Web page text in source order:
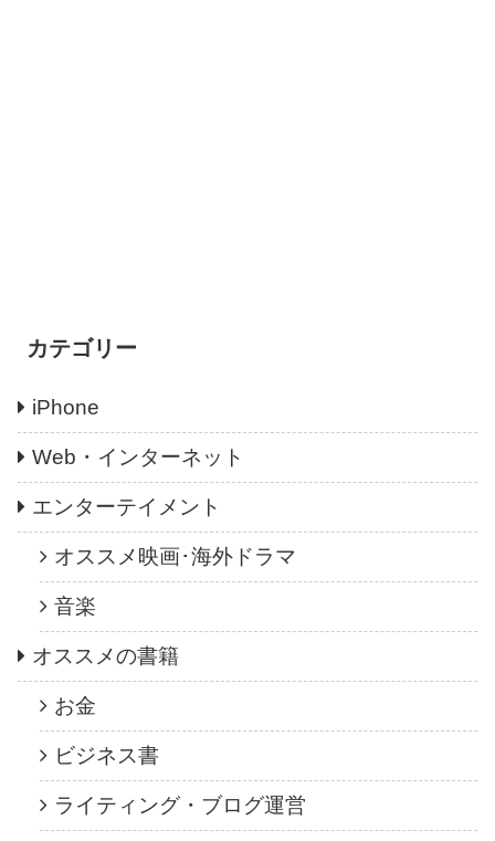
カテゴリー
iPhone
Web・インターネット
エンターテイメント
オススメ映画･海外ドラマ
音楽
オススメの書籍
お金
ビジネス書
ライティング・ブログ運営